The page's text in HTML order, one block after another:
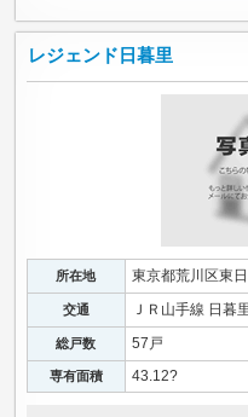
レジェンド日暮里
所在地 東京都荒川区東
交通 ＪＲ山手線 日暮
総戸数 57戸
専有面積 43.12?